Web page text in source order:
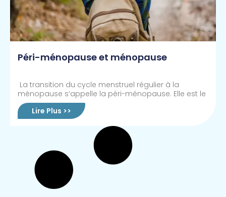
Péri-ménopause et ménopause
La transition du cycle menstruel régulier à la
ménopause s’appelle la péri-ménopause. Elle est le
Lire Plus >>